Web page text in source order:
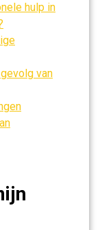
hulp in
van